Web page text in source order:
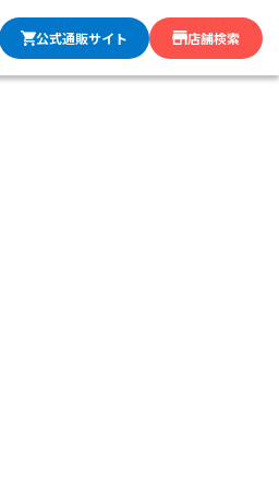
公式通販サイト 店舗検索